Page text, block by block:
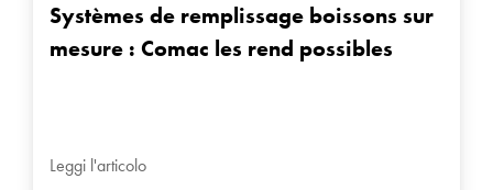
Systèmes de remplissage boissons sur
mesure : Comac les rend possibles
Leggi l'articolo